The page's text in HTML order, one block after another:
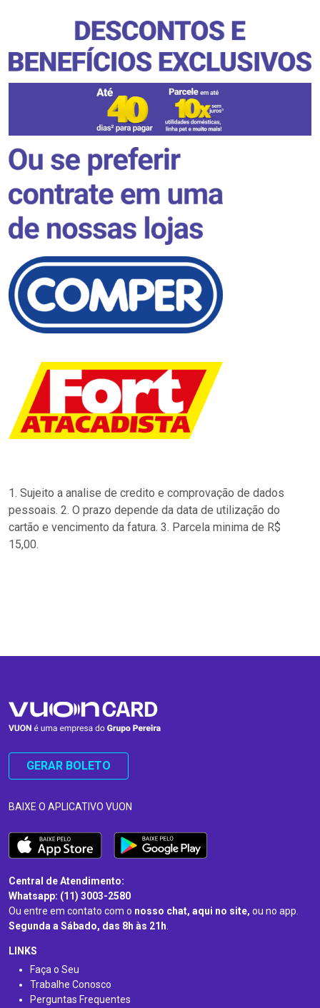
1. Sujeito a analise de credito e comprovação de dados
pessoais. 2. O prazo depende da data de utilização do
cartão e vencimento da fatura. 3. Parcela minima de R$
15,00.
GERAR BOLETO
BAIXE O APLICATIVO VUON
Central de Atendimento:
Whatsapp: (11) 3003-2580
Ou entre em contato com o nosso chat, aqui no site, ou no app.
Segunda a Sábado, das 8h às 21h.
LINKS
Faça o Seu
Trabalhe Conosco
Perguntas Frequentes